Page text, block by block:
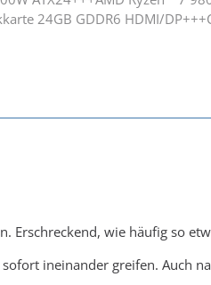
24GB GDDR6 HDMI/
Erschreckend, wie häufig so
ineinander greifen. Auch